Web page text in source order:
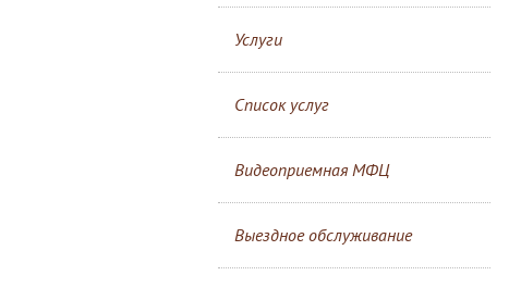
Услуги
Список услуг
Видеоприемная МФЦ
Выездное обслуживание